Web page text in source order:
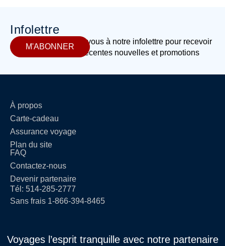
Infolettre
Abonnez-vous à notre infolettre pour recevoir
les plus récentes nouvelles et promotions
M'ABONNER
À propos
Carte-cadeau
Assurance voyage
Plan du site
FAQ
Contactez-nous
Devenir partenaire
Tél: 514-285-2777
Sans frais 1-866-394-8465
Voyages l’esprit tranquille avec notre partenaire